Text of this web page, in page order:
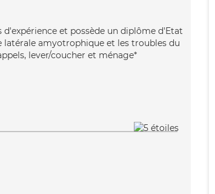
et possède un diplôme d'Etat
latérale amyotrophique et les troubles du
lever/coucher et ménage*